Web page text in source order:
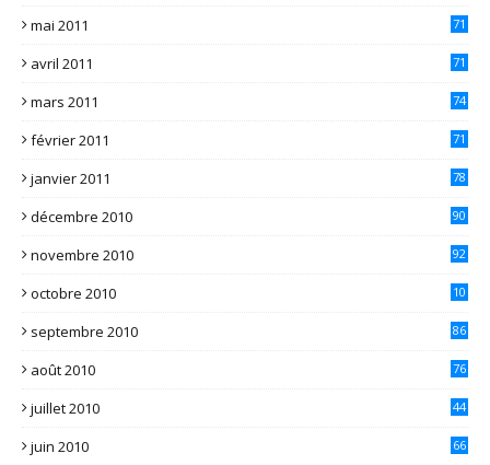
mai 2011 71
avril 2011 71
mars 2011 74
février 2011 71
janvier 2011 78
décembre 2010 90
novembre 2010 92
octobre 2010
10
septembre 2010 86
août 2010 76
juillet 2010 44
juin 2010 66